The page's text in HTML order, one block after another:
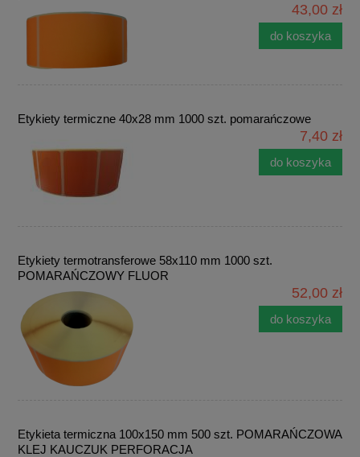
43,00 zł
do koszyka
Etykiety termiczne 40x28 mm 1000 szt. pomarańczowe
7,40 zł
do koszyka
Etykiety termotransferowe 58x110 mm 1000 szt.
POMARAŃCZOWY FLUOR
52,00 zł
do koszyka
Etykieta termiczna 100x150 mm 500 szt. POMARAŃCZOWA
KLEJ KAUCZUK PERFORACJA